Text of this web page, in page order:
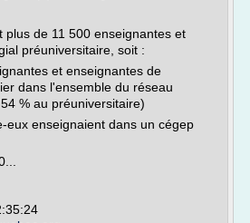
plus de 11 500 enseignantes et
préuniversitaire, soit :
et enseignantes de
dans l'ensemble du réseau
% au préuniversitaire)
eux enseignaient dans un cégep